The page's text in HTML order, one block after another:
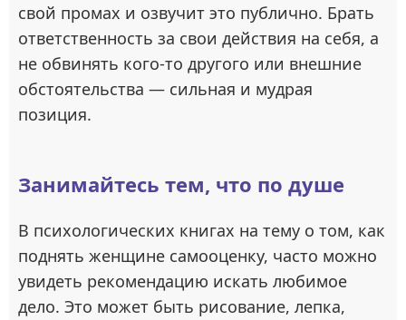
свой промах и озвучит это публично. Брать
ответственность за свои действия на себя, а
не обвинять кого-то другого или внешние
обстоятельства — сильная и мудрая
позиция.
Занимайтесь тем, что по душе
В психологических книгах на тему о том, как
поднять женщине самооценку, часто можно
увидеть рекомендацию искать любимое
дело. Это может быть рисование, лепка,